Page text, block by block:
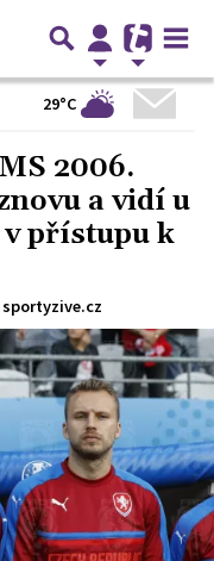
29°C
2006.
a vidí u
přístupu k
sportyzive.cz